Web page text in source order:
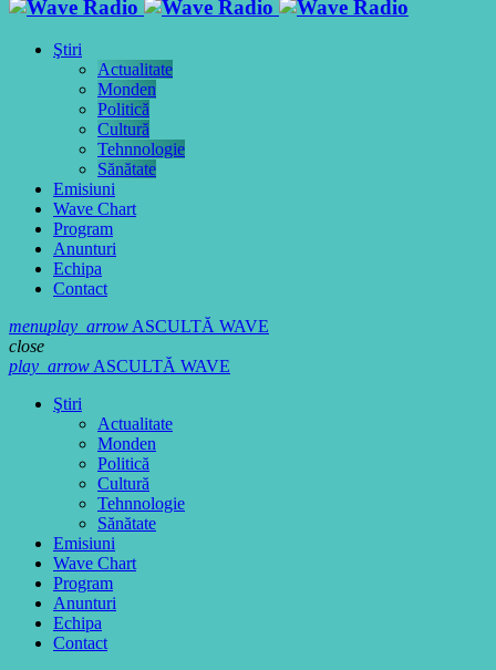
Ştiri
Actualitate
Monden
Politică
Cultură
Tehnnologie
Sănătate
Emisiuni
Wave Chart
Program
Anunturi
Echipa
Contact
menuplay_arrowASCULTĂ WAVE
close
play_arrowASCULTĂ WAVE
Ştiri
Actualitate
Monden
Politică
Cultură
Tehnnologie
Sănătate
Emisiuni
Wave Chart
Program
Anunturi
Echipa
Contact